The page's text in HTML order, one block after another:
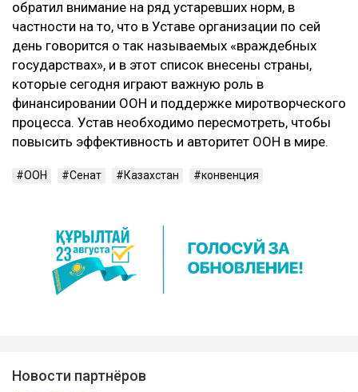
обратил внимание на ряд устаревших норм, в
частности на то, что в Уставе организации по сей
день говорится о так называемых «враждебных
государствах», и в этот список внесены страны,
которые сегодня играют важную роль в
финансировании ООН и поддержке миротворческого
процесса. Устав необходимо пересмотреть, чтобы
повысить эффективность и авторитет ООН в мире.
ООН Сенат Казахстан конвенция